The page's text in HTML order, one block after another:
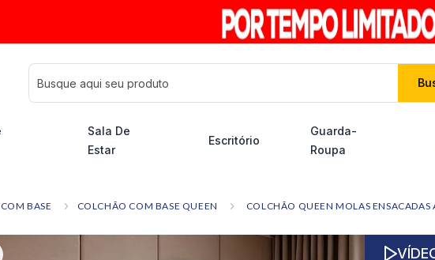
Busque aqui seu produto
Sala De
Estar
Escritório
Guarda-
Roupa
BASE COLCHÃO COM BASE QUEEN COLCHÃO QUEEN MOLAS